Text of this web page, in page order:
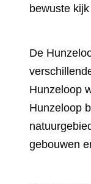
bewuste
De
Hunzeloop
Hunzeloop
gebouwen